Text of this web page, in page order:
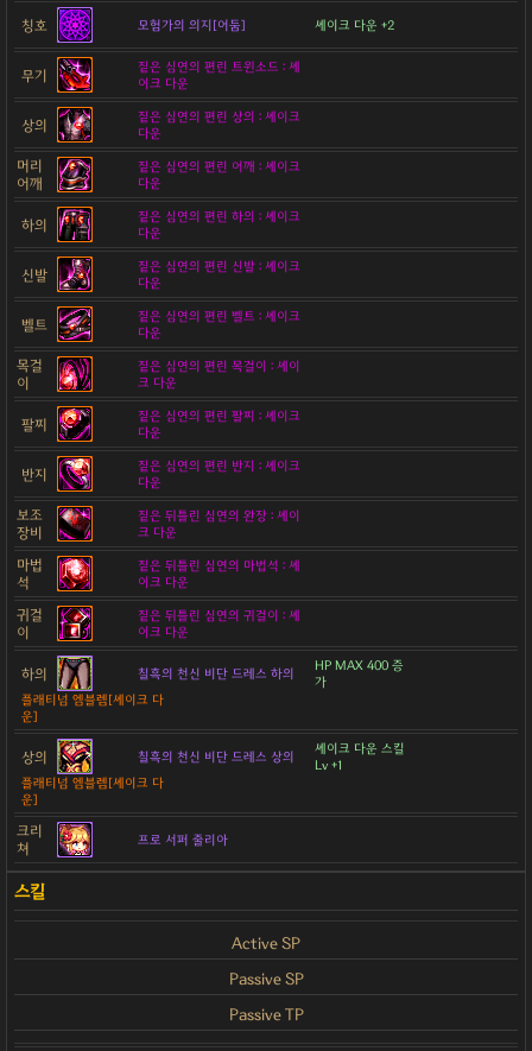
칭호 모험가의 의지[어둠] 셰이크 다운 +2
무기
짙은 심연의 편린 트윈소드 : 셰
이크 다운
상의
짙은 심연의 편린 상의 : 셰이크
다운
머리
어깨
짙은 심연의 편린 어깨 : 셰이크
다운
하의
짙은 심연의 편린 하의 : 셰이크
다운
신발
짙은 심연의 편린 신발 : 셰이크
다운
벨트
짙은 심연의 편린 벨트 : 셰이크
다운
목걸
이
짙은 심연의 편린 목걸이 : 셰이
크 다운
팔찌
짙은 심연의 편린 팔찌 : 셰이크
다운
반지
짙은 심연의 편린 반지 : 셰이크
다운
보조
장비
짙은 뒤틀린 심연의 완장 : 셰이
크 다운
마법
석
짙은 뒤틀린 심연의 마법석 : 셰
이크 다운
귀걸
이
짙은 뒤틀린 심연의 귀걸이 : 셰
이크 다운
하의 칠흑의 천신 비단 드레스 하의
HP MAX 400 증
가
플래티넘 엠블렘[셰이크 다
운]
상의 칠흑의 천신 비단 드레스 상의
셰이크 다운 스킬
Lv +1
플래티넘 엠블렘[셰이크 다
운]
크리
쳐
프로 서퍼 줄리아
Active SP
Passive SP
Passive TP